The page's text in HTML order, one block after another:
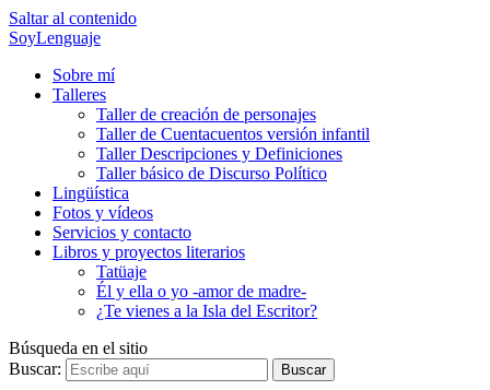
Saltar al contenido
SoyLenguaje
Sobre mí
Talleres
Taller de creación de personajes
Taller de Cuentacuentos versión infantil
Taller Descripciones y Definiciones
Taller básico de Discurso Político
Lingüística
Fotos y vídeos
Servicios y contacto
Libros y proyectos literarios
Tatüaje
Él y ella o yo -amor de madre-
¿Te vienes a la Isla del Escritor?
Búsqueda en el sitio
Buscar:
Buscar